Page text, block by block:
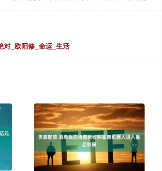
对_欧阳修_命运_生活